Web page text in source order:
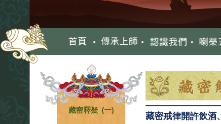
藏密釋疑 (一)
藏密戒律開許飲酒